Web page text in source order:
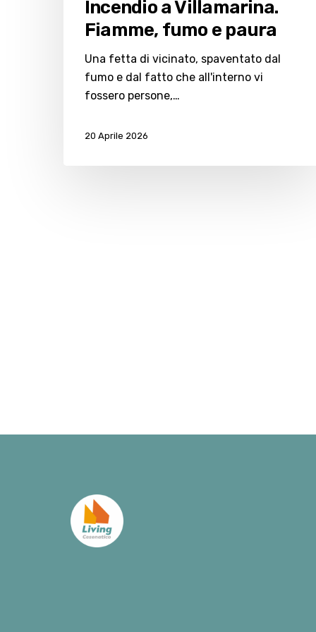
Incendio a Villamarina.
Fiamme, fumo e paura
Una fetta di vicinato, spaventato dal
fumo e dal fatto che all'interno vi
fossero persone,…
20 Aprile 2026